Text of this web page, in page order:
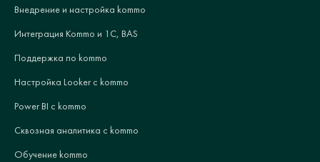
Внедрение и настройка kommo
Интеграция Kommo и 1С, BAS
Поддержка по kommo
Настройка Looker с kommo
Power BI с kommo
Сквозная аналитика с kommo
Обучение kommo